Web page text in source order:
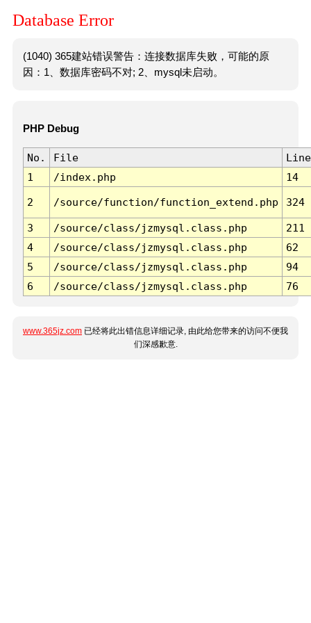
Database Error
(1040) 365建站错误警告：连接数据库失败，可能的原
因：1、数据库密码不对; 2、mysql未启动。
PHP Debug
No. File
Line
1
/index.php 14
2 /source/function/function_extend.php 324
3 /source/class/jzmysql.class.php
211
4
/source/class/jzmysql.class.php
62
5
/source/class/jzmysql.class.php
94
6
/source/class/jzmysql.class.php 76
www.365jz.com 已经将此出错信息详细记录, 由此给您带来的访问不便我
们深感歉意.